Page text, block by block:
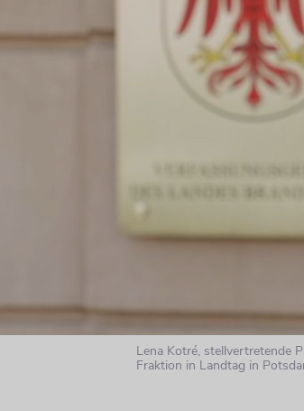
Lena Kotré, stellvertretende
Fraktion in Landtag in